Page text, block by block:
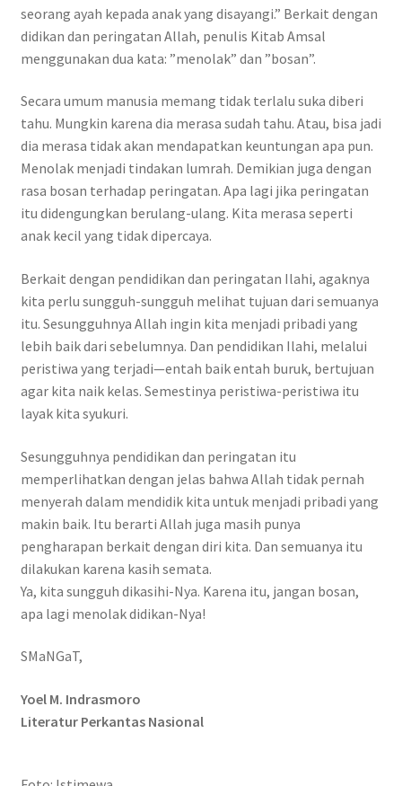
seorang ayah kepada anak yang disayangi.” Berkait dengan
didikan dan peringatan Allah, penulis Kitab Amsal
menggunakan dua kata: ”menolak” dan ”bosan”.
Secara umum manusia memang tidak terlalu suka diberi
tahu. Mungkin karena dia merasa sudah tahu. Atau, bisa jadi
dia merasa tidak akan mendapatkan keuntungan apa pun.
Menolak menjadi tindakan lumrah. Demikian juga dengan
rasa bosan terhadap peringatan. Apa lagi jika peringatan
itu didengungkan berulang-ulang. Kita merasa seperti
anak kecil yang tidak dipercaya.
Berkait dengan pendidikan dan peringatan Ilahi, agaknya
kita perlu sungguh-sungguh melihat tujuan dari semuanya
itu. Sesungguhnya Allah ingin kita menjadi pribadi yang
lebih baik dari sebelumnya. Dan pendidikan Ilahi, melalui
peristiwa yang terjadi—entah baik entah buruk, bertujuan
agar kita naik kelas. Semestinya peristiwa-peristiwa itu
layak kita syukuri.
Sesungguhnya pendidikan dan peringatan itu
memperlihatkan dengan jelas bahwa Allah tidak pernah
menyerah dalam mendidik kita untuk menjadi pribadi yang
makin baik. Itu berarti Allah juga masih punya
pengharapan berkait dengan diri kita. Dan semuanya itu
dilakukan karena kasih semata.
Ya, kita sungguh dikasihi-Nya. Karena itu, jangan bosan,
apa lagi menolak didikan-Nya!
SMaNGaT,
Yoel M. Indrasmoro
Literatur Perkantas Nasional